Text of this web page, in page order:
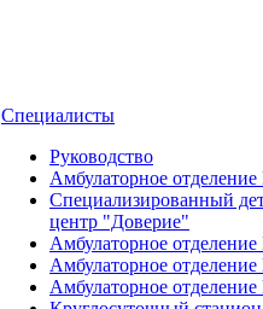
Специалисты
Руководство
Амбулаторное
Специализированный
центр "Доверие"
Амбулаторное
Амбулаторное
Амбулаторное